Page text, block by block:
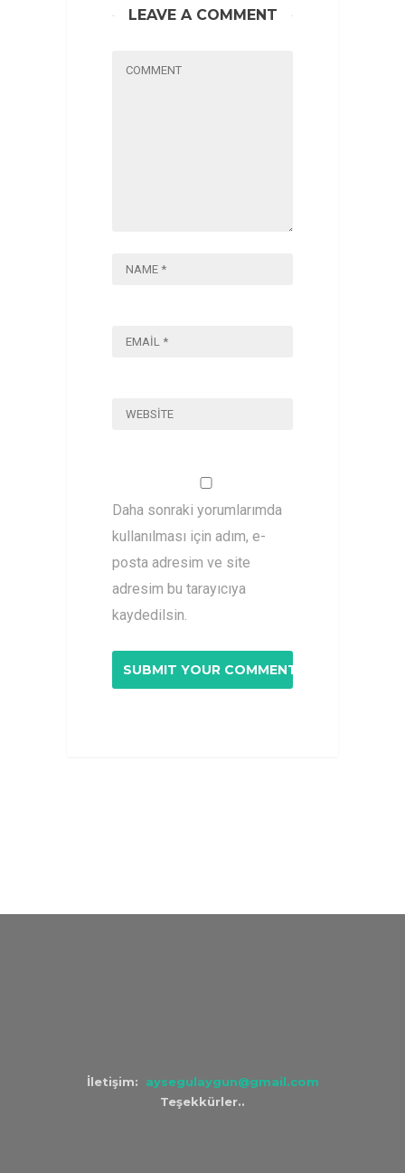
LEAVE A COMMENT
Daha sonraki yorumlarımda
kullanılması için adım, e-
posta adresim ve site
adresim bu tarayıcıya
kaydedilsin.
İletişim: aysegulaygun@gmail.com
Teşekkürler..